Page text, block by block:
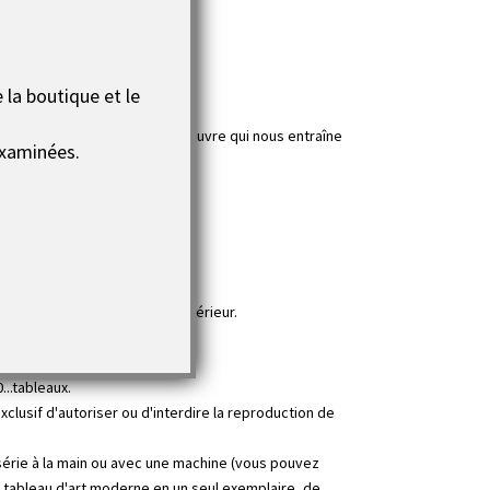
intérieur !
se trouver projeter dans l’oeuvre qui nous entraîne
douillette et cosy..
depuis 2009 (
et sublimer votre intérieur.
d'autoriser ou d'interdire la reproduction de
à la main ou avec une machine (vous pouvez
la boutique et le